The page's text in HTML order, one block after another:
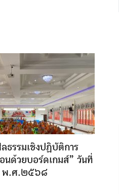
ธรรมเชิงปฏิบัติการ
นด้วยบอร์ดเกมส์” วันที่
พ.ศ.๒๕๖๘